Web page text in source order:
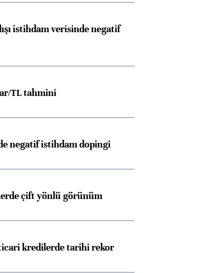
istihdam verisinde negatif
TL tahmini
negatif istihdam dopingi
çift yönlü görünüm
kredilerde tarihi rekor